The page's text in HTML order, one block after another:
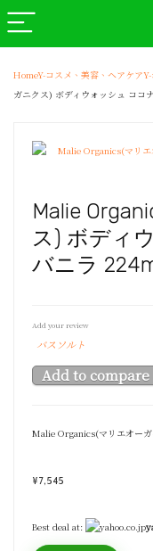
HomeY-コスメ、美容、ヘアケア
ガニクス) ボディウォッシュ ココ
Malie
ス) ボディ
バニラ
Add your review
バスソルト
Add to compare
Malie Organics(マリエオー
¥7,545
Best deal at: